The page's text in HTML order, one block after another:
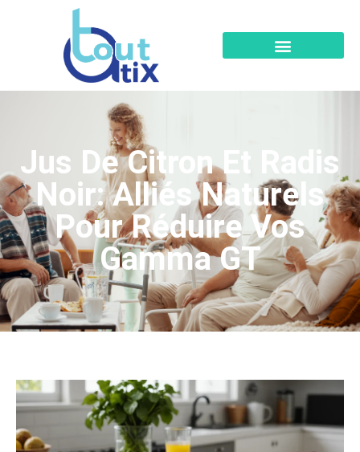
Jus De Citron Et Radis
Noir: Alliés Naturels
Pour Réduire Vos
Gamma GT